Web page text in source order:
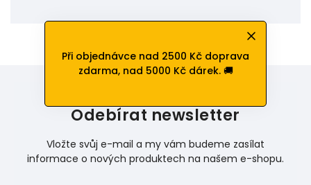
Při objednávce nad 2500 Kč doprava
zdarma, nad 5000 Kč dárek. 🚚
Odebírat newsletter
Vložte svůj e-mail a my vám budeme zasílat
informace o nových produktech na našem e-shopu.